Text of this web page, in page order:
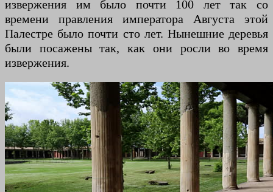
извержения им было почти 100 лет так со
времени правления императора Августа этой
Палестре было почти сто лет. Нынешние деревья
были посажены так, как они росли во время
извержения.